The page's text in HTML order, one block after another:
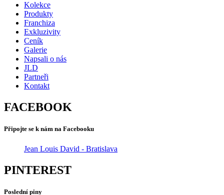
Kolekce
Produkty
Franchiza
Exkluzivity
Ceník
Galerie
Napsali o nás
JLD
Partneři
Kontakt
FACEBOOK
Připojte se k nám na Facebooku
Jean Louis David - Bratislava
PINTEREST
Poslední piny